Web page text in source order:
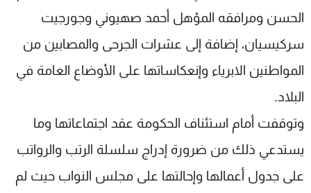
الحسن ومرافقه المؤهل أحمد صهيوني وجورجيت
سركيسيان، إضافة إلى عشرات الجرحى والمصابين من
المواطنين الابرياء وإنعكاساتها على الأوضاع العامة في
البلاد.
وتوقفت أمام استئناف الحكومة عقد اجتماعاتها وما
يستدعي ذلك من ضرورة إدراج سلسلة الرتب والرواتب
على جدول أعمالها وإحالتها على مجلس النواب حيث لم
الإنـتـاج
لاعلاناتكم
وظائف
تواصل معنا
شروط الإسـتخدام
سياسة الخصوصية